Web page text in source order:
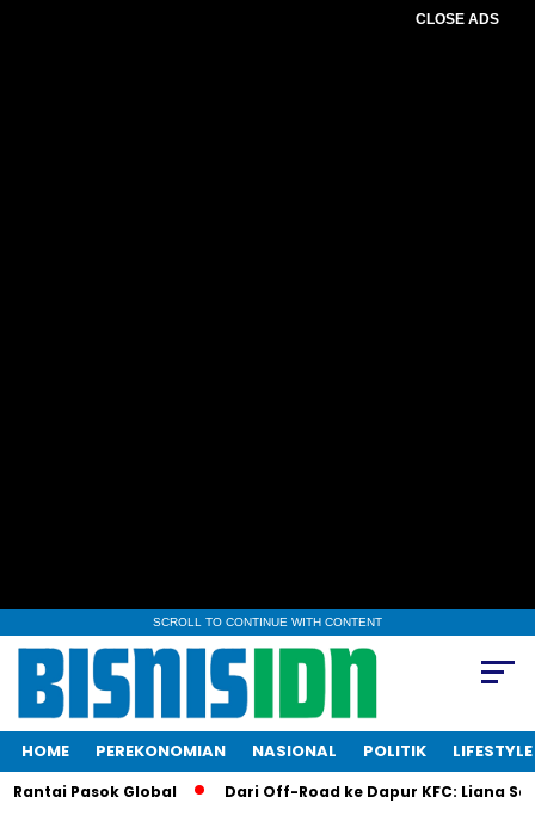
CLOSE ADS
SCROLL TO CONTINUE WITH CONTENT
HOME PEREKONOMIAN NASIONAL POLITIK LIFESTYLE
Pasok Global Dari Off-Road ke Dapur KFC: Liana